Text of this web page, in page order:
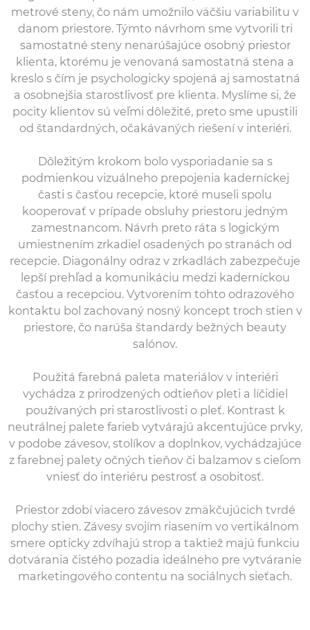
metrové steny, čo nám umožnilo väčšiu variabilitu v
danom priestore. Týmto návrhom sme vytvorili tri
samostatné steny nenarúšajúce osobný priestor
klienta, ktorému je venovaná samostatná stena a
kreslo s čím je psychologicky spojená aj samostatná
a osobnejšia starostlivosť pre klienta. Myslíme si, že
pocity klientov sú veľmi dôležité, preto sme upustili
od štandardných, očakávaných riešení v interiéri.
Dôležitým krokom bolo vysporiadanie sa s
podmienkou vizuálneho prepojenia kaderníckej
časti s časťou recepcie, ktoré museli spolu
kooperovať v prípade obsluhy priestoru jedným
zamestnancom. Návrh preto ráta s logickým
umiestnením zrkadiel osadených po stranách od
recepcie. Diagonálny odraz v zrkadlách zabezpečuje
lepší prehľad a komunikáciu medzi kaderníckou
časťou a recepciou. Vytvorením tohto odrazového
kontaktu bol zachovaný nosný koncept troch stien v
priestore, čo narúša štandardy bežných beauty
salónov.
Použitá farebná paleta materiálov v interiéri
vychádza z prirodzených odtieňov pleti a líčidiel
používaných pri starostlivosti o pleť. Kontrast k
neutrálnej palete farieb vytvárajú akcentujúce prvky,
v podobe závesov, stolíkov a doplnkov, vychádzajúce
z farebnej palety očných tieňov či balzamov s cieľom
vniesť do interiéru pestrosť a osobitosť.
Priestor zdobí viacero závesov zmäkčujúcich tvrdé
plochy stien. Závesy svojím riasením vo vertikálnom
smere opticky zdvíhajú strop a taktiež majú funkciu
dotvárania čistého pozadia ideálneho pre vytváranie
marketingového contentu na sociálnych sieťach.